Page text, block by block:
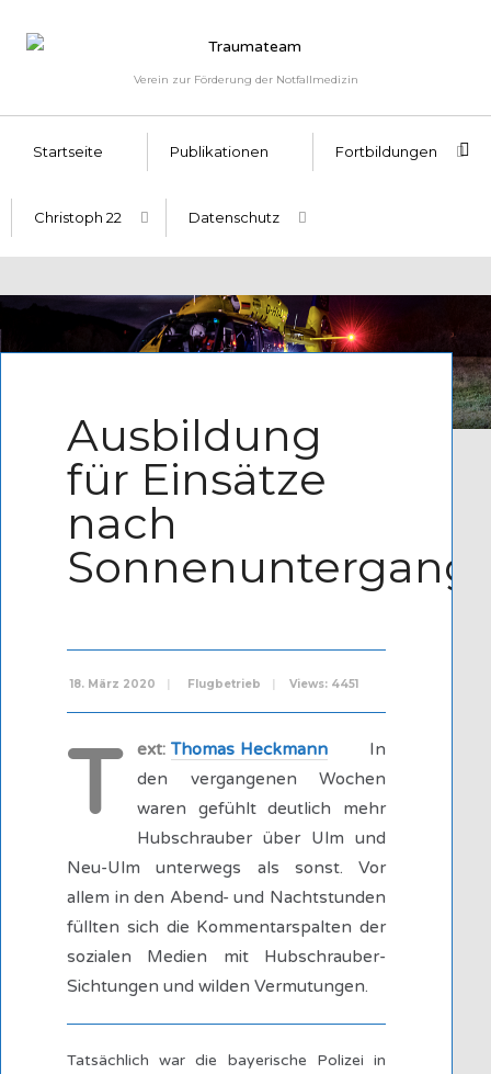
Verein zur Förderung der Notfallmedizin
Startseite Publikationen Fortbildungen
Christoph 22 Datenschutz
Ausbildung
für Einsätze
nach
Sonnenuntergang
18. März 2020 Flugbetrieb Views: 4451
T ext: Thomas Heckmann
In
den vergangenen Wochen
waren gefühlt deutlich mehr
Hubschrauber über Ulm und
Neu-Ulm unterwegs als sonst. Vor
allem in den Abend- und Nachtstunden
füllten sich die Kommentarspalten der
sozialen Medien mit Hubschrauber-
Sichtungen und wilden Vermutungen.
Tatsächlich war die bayerische Polizei in